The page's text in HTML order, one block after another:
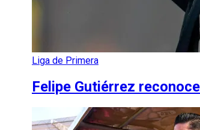
Liga de Primera
Felipe Gutiérrez